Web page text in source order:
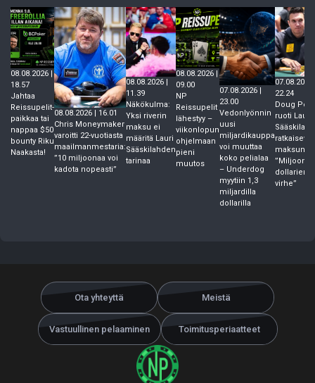
08.08.2026 |
18.57
Jahtaa
Reissupelit-
paikkaa tai
nappaa $50
bounty Riku
Naakasta!
08.08.2026 | 16.01
Chris Moneymaker
varoitti 22-vuotiasta
maailmanmestaria:
”10 miljoonaa voi
kadota nopeasti”
08.08.2026 |
11.39
Näkökulma:
Yksi riverin
maksu ei
määritä Lauri
Sääskilahden
tarinaa
08.08.2026 |
09.00
NP
Reissupelit
lähestyy –
viikonlopun
ohjelmaan
pieni
muutos
07.08.2026 |
23.00
Vedonlyönnin
uusi
miljardikauppa
voi muuttaa
koko pelialaa
– Underdog
myytiin 1,3
miljardilla
dollarilla
07.08.2026
22.24
Doug Polk
ruoti Lauri
maksun –
dollarien
virhe”
Ota yhteyttä Meistä
Vastuullinen pelaaminen Toimitusperiaatteet